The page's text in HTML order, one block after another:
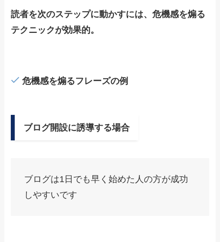
読者を次のステップに動かすには、危機感を煽る
テクニックが効果的。
危機感を煽るフレーズの例
ブログ開設に誘導する場合
ブログは1日でも早く始めた人の方が成功
しやすいです